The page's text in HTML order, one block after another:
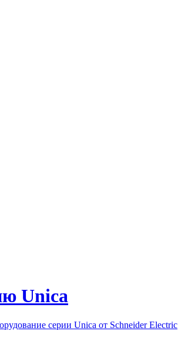
Unica
серии Unica от Schneider Electric